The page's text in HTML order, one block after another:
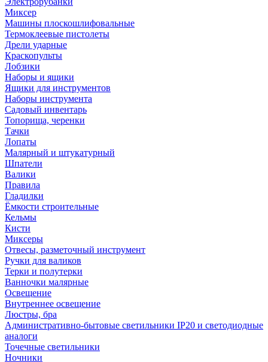
Миксер
Машины плоскошлифовальные
Термоклеевые пистолеты
Дрели ударные
Краскопульты
Лобзики
Наборы и ящики
Ящики для инструментов
Наборы инструмента
Садовый инвентарь
Топорища, черенки
Тачки
Лопаты
Малярный и штукатурный
Шпатели
Валики
Правила
Гладилки
Ёмкости строительные
Кельмы
Кисти
Миксеры
Отвесы, разметочный инструмент
Ручки для валиков
Терки и полутерки
Ванночки малярные
Освещение
Внутреннее освещение
Люстры, бра
Административно-бытовые светильники IP20 и светодиодные
аналоги
Точечные светильники
Ночники